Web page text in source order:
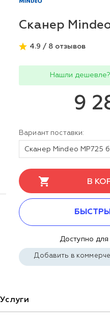
Сканер
4.9 / 8 отзывов
Нашли
9
Вариант поставки:
Сканер Mindeo MP725
В
Доступно для
Добавить в
Услуги